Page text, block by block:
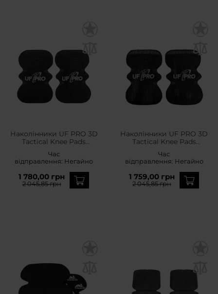
Наколінники UF PRO 3D
Tactical Knee Pads
Час
відправлення: Негайно
1 780,00 грн
2 045,85 грн
Наколінники UF PRO 3D
Tactical Knee Pads
Час
відправлення: Негайно
1 759,00 грн
2 045,85 грн